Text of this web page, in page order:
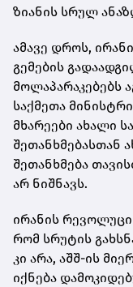
ზიანის სრულ
ამავე დროს,
გემების
მოლაპარაკებებს
საქმეთა
მხარეები ახალი
შეთანხმებასთან
შეთანხმება
არ ნიშნავს.
ირანის
რომ სრუტის
კი არა, აშშ-ის
იქნება